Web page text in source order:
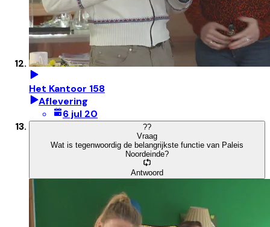
Het Kantoor 158
Aflevering
6 jul 20
??
Vraag
Wat is tegenwoordig de belangrijkste functie van Paleis
Noordeinde?
Antwoord